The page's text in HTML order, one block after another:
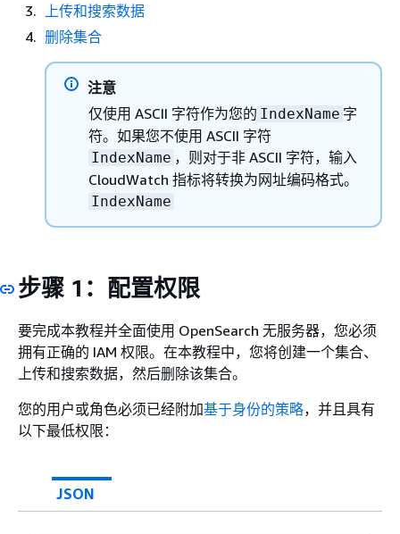
上传和搜索数据
删除集合
注意
仅使用 ASCII 字符作为您的 IndexName 字
符。如果您不使用 ASCII 字符
IndexName ，则对于非 ASCII 字符，输入
CloudWatch 指标将转换为网址编码格式。
IndexName
步骤 1：配置权限
要完成本教程并全面使用 OpenSearch 无服务器，您必须
拥有正确的 IAM 权限。在本教程中，您将创建一个集合、
上传和搜索数据，然后删除该集合。
您的用户或角色必须已经附加基于身份的策略，并且具有
以下最低权限：
JSON